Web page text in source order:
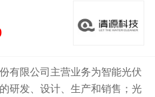
有限公司主营业务为智能光伏
研发、设计、生产和销售；光